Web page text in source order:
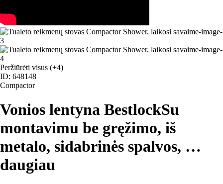
Peržiūrėti visus (+4)
ID: 648148
Compactor
Vonios lentyna BestlockSu
montavimu be gręžimo, iš
metalo, sidabrinės spalvos, …
daugiau